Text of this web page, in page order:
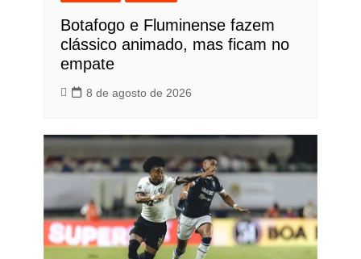
Botafogo e Fluminense fazem
clássico animado, mas ficam no
empate
8 de agosto de 2026